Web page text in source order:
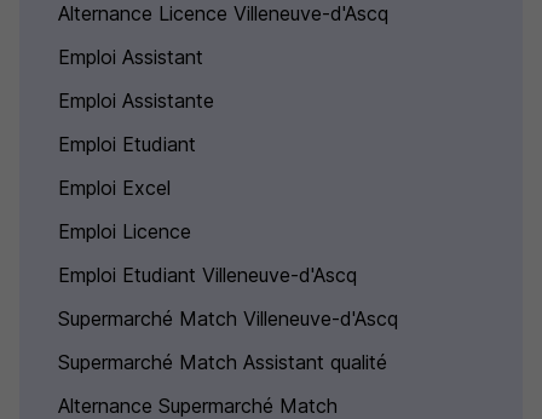
Alternance Licence Villeneuve-d'Ascq
Emploi Assistant
Emploi Assistante
Emploi Etudiant
Emploi Excel
Emploi Licence
Emploi Etudiant Villeneuve-d'Ascq
Supermarché Match Villeneuve-d'Ascq
Supermarché Match Assistant qualité
Alternance Supermarché Match